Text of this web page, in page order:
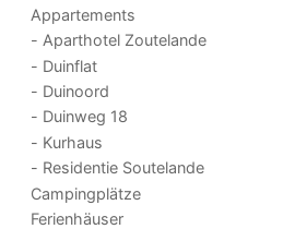
Appartements
- Aparthotel Zoutelande
- Duinflat
- Duinoord
- Duinweg 18
- Kurhaus
- Residentie Soutelande
Campingplätze
Ferienhäuser